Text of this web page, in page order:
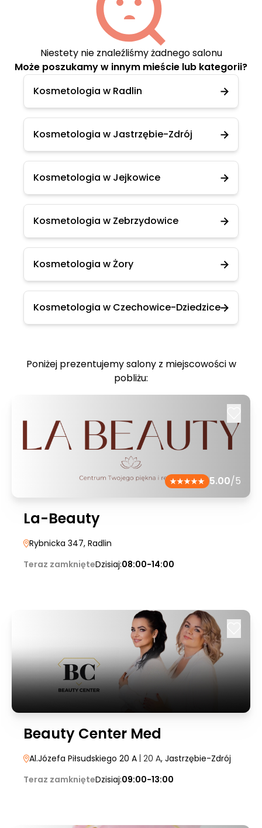
Niestety nie znaleźliśmy żadnego salonu
Może poszukamy w innym mieście lub kategorii?
Kosmetologia w Radlin
Kosmetologia w Jastrzębie-Zdrój
Kosmetologia w Jejkowice
Kosmetologia w Zebrzydowice
Kosmetologia w Żory
Kosmetologia w Czechowice-Dziedzice
Poniżej prezentujemy salony z miejscowości w
pobliżu:
5.00/5
La-Beauty
Rybnicka 347, Radlin
Teraz zamknięteDzisiaj:08:00-14:00
Beauty Center Med
Al.Józefa Piłsudskiego 20 A | 20 A, Jastrzębie-Zdrój
Teraz zamknięteDzisiaj:09:00-13:00